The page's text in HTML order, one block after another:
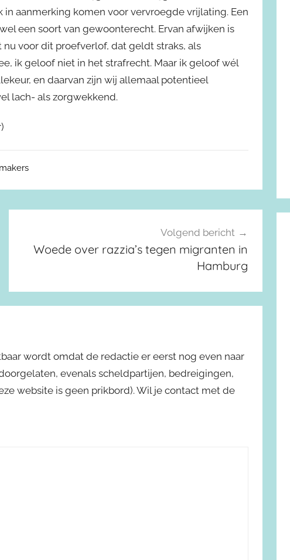
aanmerking komen voor vervroegde vrijlating. Een
een soort van gewoonterecht. Ervan afwijken is
voor dit proefverlof, dat geldt straks, als
ik geloof niet in het strafrecht. Maar ik geloof wél
en daarvan zijn wij allemaal potentieel
lach- als zorgwekkend.
Volgend bericht
Woede over razzia’s tegen migranten in
Hamburg
wordt omdat de redactie er eerst nog even naar
evenals scheldpartijen, bedreigingen,
website is geen prikbord). Wil je contact met de